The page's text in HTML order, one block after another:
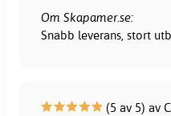
Om Skapamer.se:
Snabb leverans, stort
(5 av 5) av